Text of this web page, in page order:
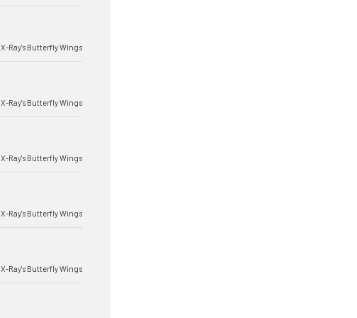
X-Ray's Butterfly Wings
X-Ray's Butterfly Wings
X-Ray's Butterfly Wings
X-Ray's Butterfly Wings
X-Ray's Butterfly Wings